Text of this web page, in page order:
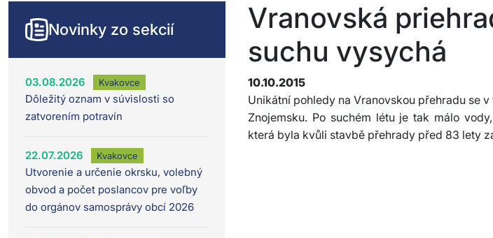
Novinky zo sekcií
03.08.2026 Kvakovce
Dôležitý oznam v súvislosti so
zatvorením potravín
22.07.2026 Kvakovce
Utvorenie a určenie okrsku, volebný
obvod a počet poslancov pre voľby
do orgánov samosprávy obcí 2026
Vranovská
suchu vysychá
10.10.2015
Unikátní pohledy na Vranovskou přehradu se
Znojemsku. Po suchém létu je tak málo
která byla kvůli stavbě přehrady před 83 lety